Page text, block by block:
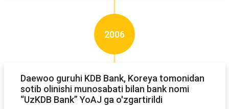
Daewoo guruhi KDB Bank, Koreya tomonidan
sotib olinishi munosabati bilan bank nomi
“UzKDB Bank” YoAJ ga o'zgartirildi
2006